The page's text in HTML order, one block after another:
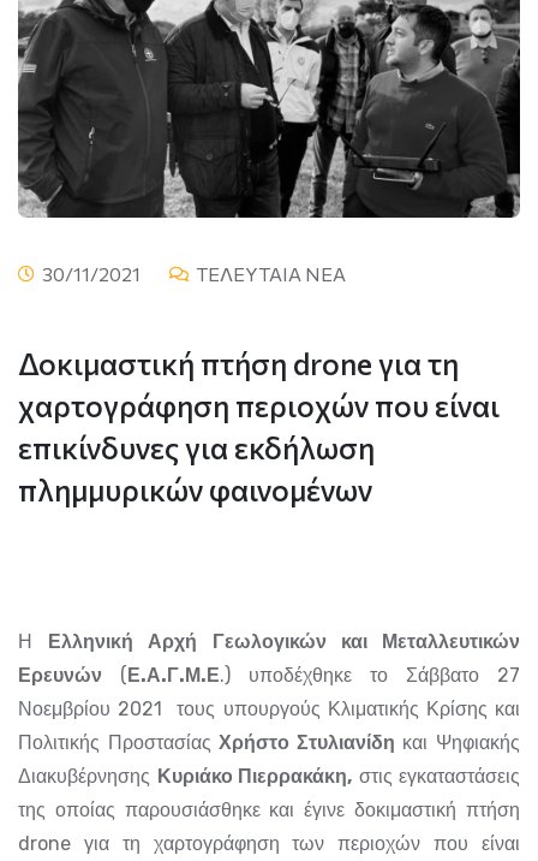
30/11/2021 ΤΕΛΕΥΤΑΙΑ ΝΕΑ
Δοκιμαστική πτήση drone για τη
χαρτογράφηση περιοχών που είναι
επικίνδυνες για εκδήλωση
πλημμυρικών φαινομένων
Η Ελληνική Αρχή Γεωλογικών και Μεταλλευτικών
Ερευνών (Ε.Α.Γ.Μ.Ε.) υποδέχθηκε το Σάββατο 27
Νοεμβρίου 2021 τους υπουργούς Κλιματικής Κρίσης και
Πολιτικής ΠροστασίαςΧρήστο Στυλιανίδη και Ψηφιακής
Διακυβέρνησης Κυριάκο Πιερρακάκη, στις εγκαταστάσεις
της οποίας παρουσιάσθηκε και έγινε δοκιμαστική πτήση
drone για τη χαρτογράφηση των περιοχών που είναι